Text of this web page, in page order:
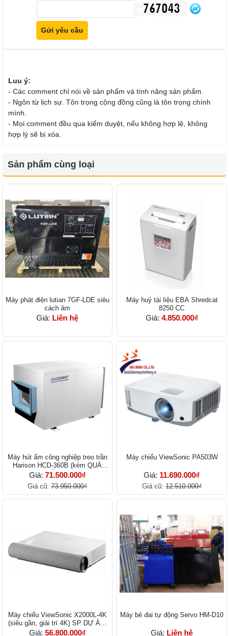
Luu ý:
- Các comment chỉ nói về sản phẩm và tính năng sản phẩm.
- Ngôn từ lịch sự. Tôn trọng cộng đồng cũng là tôn trọng chính
mình.
- Mọi comment đều qua kiểm duyệt, nếu không hợp lệ, không
hợp lý sẽ bị xóa.
Sản phẩm cùng loại
Máy phát điện lutian 7GF-LDE siêu
cách âm
Giá: Liên hệ
Máy huỷ tài liệu EBA Shredcat
8250 CC
Giá: 4.850.000₫
Máy hút ẩm công nghiệp treo trần
Harison HCD-360B (kèm QUÀ
TẶNG)
Giá: 71.500.000₫
Giá cũ:73.950.000₫
Máy chiếu ViewSonic PA503W
Giá: 11.690.000₫
Giá cũ:12.510.000₫
Máy chiếu ViewSonic X2000L-4K
(siêu gần, giải trí 4K) SP DỰ ÁN,
CALL
Giá: 56.800.000₫
Máy bẻ đai tự động Servo HM-D10
Giá: Liên hệ